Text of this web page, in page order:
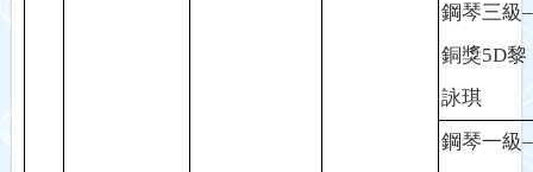
鋼琴三級–
銅獎5D黎
詠琪
鋼琴一級–